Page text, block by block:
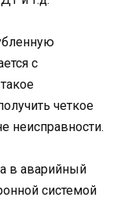
с
четкое
неисправности.
в аварийный
системой